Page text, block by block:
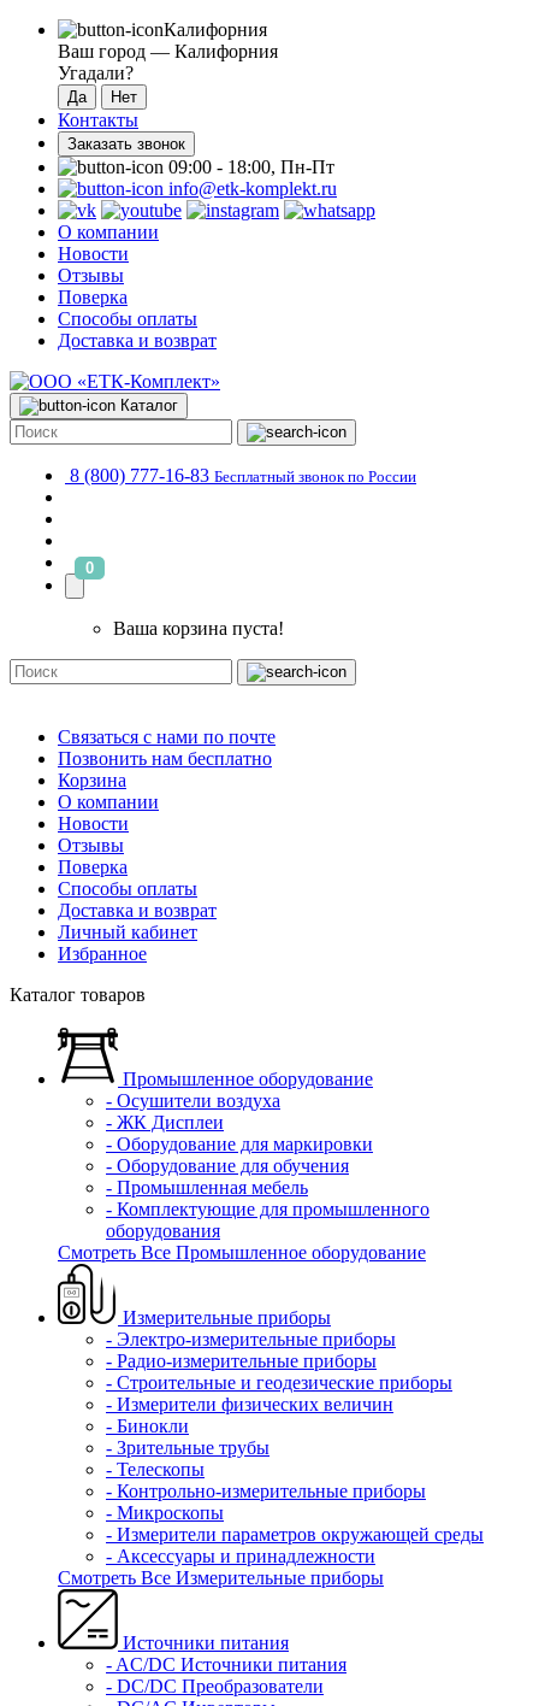
Калифорния
Ваш город — Калифорния
Угадали?
Контакты
Заказать звонок
09:00 - 18:00, Пн-Пт
info@etk-komplekt.ru
О компании
Новости
Отзывы
Поверка
Способы оплаты
Доставка и возврат
Каталог
8 (800) 777-16-83 Бесплатный звонок по России
0
Ваша корзина пуста!
Связаться с нами по почте
Позвонить нам бесплатно
Корзина
О компании
Новости
Отзывы
Поверка
Способы оплаты
Доставка и возврат
Личный кабинет
Избранное
Каталог товаров
Промышленное оборудование
- Осушители воздуха
- ЖК Дисплеи
- Оборудование для маркировки
- Оборудование для обучения
- Промышленная мебель
- Комплектующие для промышленного
оборудования
Смотреть Все Промышленное оборудование
Измерительные приборы
- Электро-измерительные приборы
- Радио-измерительные приборы
- Строительные и геодезические приборы
- Измерители физических величин
- Бинокли
- Зрительные трубы
- Телескопы
- Контрольно-измерительные приборы
- Микроскопы
- Измерители параметров окружающей среды
- Аксессуары и принадлежности
Смотреть Все Измерительные приборы
Источники питания
- AC/DC Источники питания
- DC/DC Преобразователи